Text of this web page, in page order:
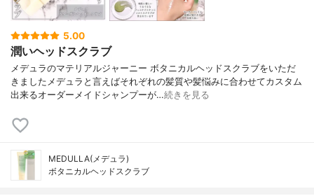
5.00
潤いヘッドスクラブ
メデュラのマテリアルジャーニー ボタニカルヘッドスクラブをいただ
きましたメデュラと言えばそれぞれの髪質や髪悩みに合わせてカスタム
出来るオーダーメイドシャンプーが…続きを見る
MEDULLA(メデュラ)
ボタニカルヘッドスクラブ